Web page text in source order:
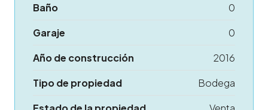
Baño
0
Garaje
0
Año de construcción
2016
Tipo de propiedad
Bodega